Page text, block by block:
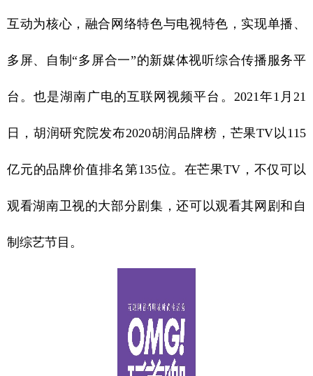
互动为核心，融合网络特色与电视特色，实现单播、
多屏、自制“多屏合一”的新媒体视听综合传播服务平
台。也是湖南广电的互联网视频平台。2021年1月21
日，胡润研究院发布2020胡润品牌榜，芒果TV以115
亿元的品牌价值排名第135位。在芒果TV，不仅可以
观看湖南卫视的大部分剧集，还可以观看其网剧和自
制综艺节目。